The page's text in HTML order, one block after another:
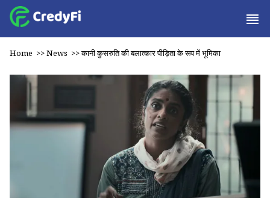
Home >>News >>कानी कुसरुति की बलात्कार पीड़िता के रूप में भूमिका